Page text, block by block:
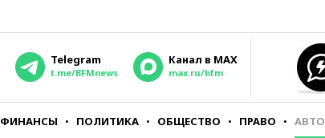
Telegram
t.me/BFMnews
Канал в MAX
max.ru/bfm
ФИНАНСЫ ПОЛИТИКА ОБЩЕСТВО ПРАВО АВТО